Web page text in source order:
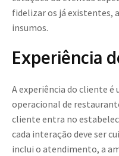
fidelizar os já existentes,
insumos.
Experiência
A experiência do cliente
operacional de
cliente entra no
cada interação deve ser
inclui o atendimento, a